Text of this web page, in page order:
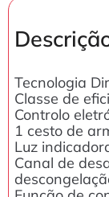
Tecnologia
Classe de
Controlo
1 cesto de
Luz
Canal de